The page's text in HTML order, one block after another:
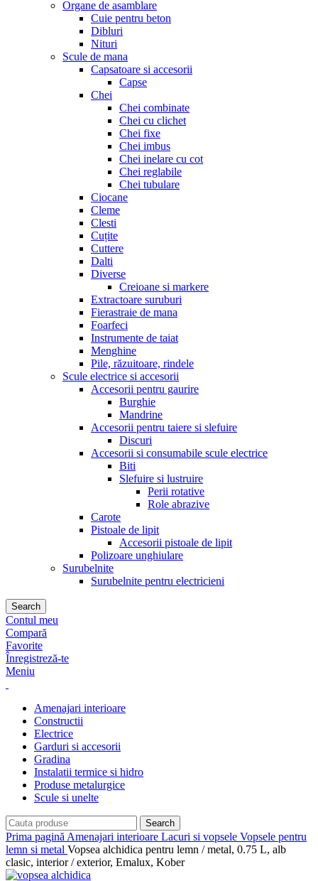
Organe de asamblare
Cuie pentru beton
Dibluri
Nituri
Scule de mana
Capsatoare si accesorii
Capse
Chei
Chei combinate
Chei cu clichet
Chei fixe
Chei imbus
Chei inelare cu cot
Chei reglabile
Chei tubulare
Ciocane
Cleme
Clesti
Cuțite
Cuttere
Dalti
Diverse
Creioane si markere
Extractoare suruburi
Fierastraie de mana
Foarfeci
Instrumente de taiat
Menghine
Pile, răzuitoare, rindele
Scule electrice si accesorii
Accesorii pentru gaurire
Burghie
Mandrine
Accesorii pentru taiere si slefuire
Discuri
Accesorii si consumabile scule electrice
Biti
Slefuire si lustruire
Perii rotative
Role abrazive
Carote
Pistoale de lipit
Accesorii pistoale de lipit
Polizoare unghiulare
Surubelnite
Surubelnite pentru electricieni
Search
Contul meu
Compară
Favorite
Înregistreză-te
Meniu
Amenajari interioare
Constructii
Electrice
Garduri si accesorii
Gradina
Instalatii termice si hidro
Produse metalurgice
Scule si unelte
Search
Prima pagină Amenajari interioare Lacuri si vopsele Vopsele pentru
lemn si metal Vopsea alchidica pentru lemn / metal, 0.75 L, alb
clasic, interior / exterior, Emalux, Kober